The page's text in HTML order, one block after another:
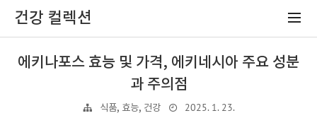
건강 컬렉션
에키나포스 효능 및 가격, 에키네시아 주요 성분
과 주의점
식품, 효능, 건강 2025. 1. 23.